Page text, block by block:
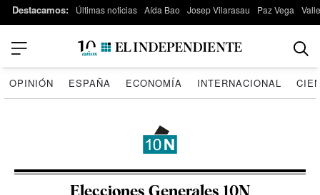
Destacamos: Últimas noticias Aída Bao Josep Vilarasau Paz Vega
OPINIÓN ESPAÑA ECONOMÍA INTERNACIONAL
Elecciones Generales 10N